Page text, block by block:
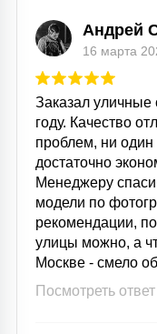
Андрей
16 марта
Заказал уличные
году. Качество
проблем, ни один
достаточно
Менеджеру
модели по
рекомендации,
улицы можно, а
Москве - смело
Посмотреть